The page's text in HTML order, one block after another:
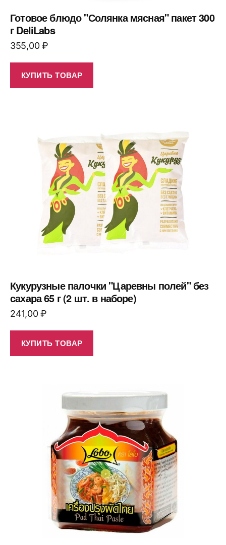
Готовое блюдо "Солянка мясная" пакет 300
г DeliLabs
355,00₽
КУПИТЬ ТОВАР
Кукурузные палочки "Царевны полей" без
сахара 65 г (2 шт. в наборе)
241,00₽
КУПИТЬ ТОВАР